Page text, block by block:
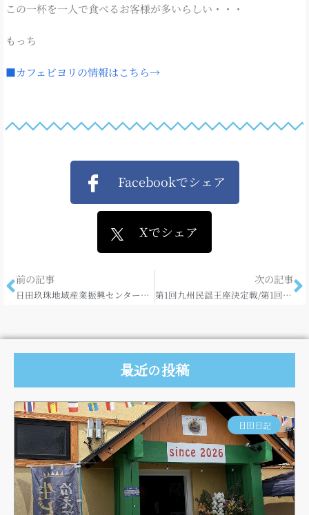
この一杯を一人で食べるお客様が多いらしい・・・
もっち
■カフェビヨリの情報はこちら→
Facebookでシェア
Xでシェア
前の記事
日田玖珠地域産業振興センターで進撃の巨人コラボ商品をゲット！
次の記事
第1回九州民謡王座決定戦/第1回コツコツ節全国大会
最近の投稿
日田日記